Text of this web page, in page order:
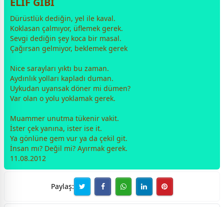
Dürüstlük dediğin, yel ile kaval.
Koklasan çalmıyor, üflemek gerek.
Sevgi dediğin şey koca bir masal.
Çağırsan gelmiyor, beklemek gerek
Nice sarayları yıktı bu zaman.
Aydınlık yolları kapladı duman.
Uykudan uyansak döner mi dümen?
Var olan o yolu yoklamak gerek.
Muammer unutma tükenir vakit.
İster çek yanına, ister ise it.
Ya gönlüne gem vur ya da çekil git.
İnsan mı? Değil mi? Ayırmak gerek.
11.08.2012
Paylaş: